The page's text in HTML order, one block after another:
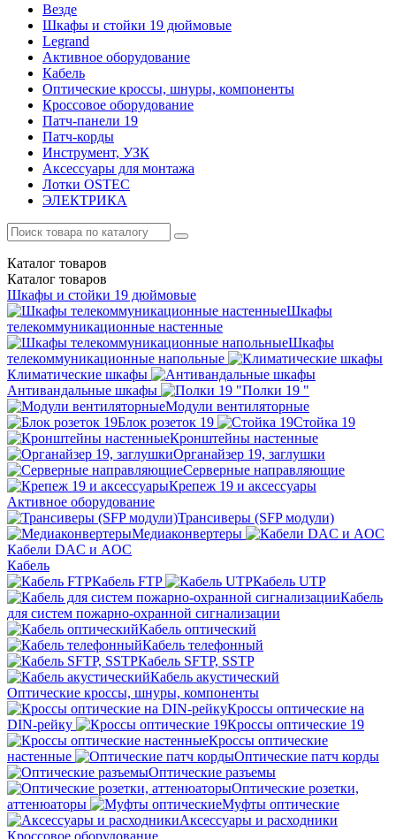
Везде
Шкафы и стойки 19 дюймовые
Legrand
Активное оборудование
Кабель
Оптические кроссы, шнуры, компоненты
Кроссовое оборудование
Патч-панели 19
Патч-корды
Инструмент, УЗК
Аксессуары для монтажа
Лотки OSTEC
ЭЛЕКТРИКА
Каталог товаров
Каталог товаров
Шкафы и стойки 19 дюймовые
Шкафы
телекоммуникационные настенные
Шкафы
телекоммуникационные напольные
Климатические шкафы
Антивандальные шкафы
Полки 19 "
Модули вентиляторные
Блок розеток 19
Стойка 19
Кронштейны настенные
Органайзер 19, заглушки
Серверные направляющие
Крепеж 19 и аксессуары
Активное оборудование
Трансиверы (SFP модули)
Медиаконвертеры
Кабели DAC и AOC
Кабель
Кабель FTP
Кабель UTP
Кабель
для систем пожарно-охранной сигнализации
Кабель оптический
Кабель телефонный
Кабель SFTP, SSTP
Кабель акустический
Оптические кроссы, шнуры, компоненты
Кроссы оптические на
DIN-рейку
Кроссы оптические 19
Кроссы оптические
настенные
Оптические патч корды
Оптические разъемы
Оптические розетки,
аттенюаторы
Муфты оптические
Аксессуары и расходники
Кроссовое оборудование